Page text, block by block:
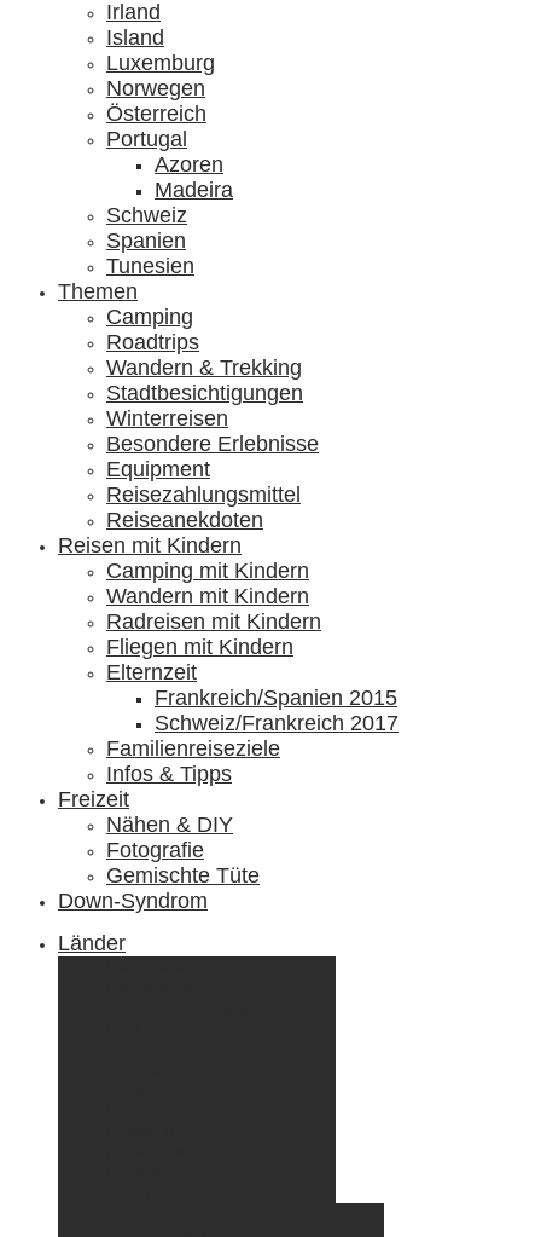
Irland
Island
Luxemburg
Norwegen
Österreich
Portugal
Azoren
Madeira
Schweiz
Spanien
Tunesien
Themen
Camping
Roadtrips
Wandern & Trekking
Stadtbesichtigungen
Winterreisen
Besondere Erlebnisse
Equipment
Reisezahlungsmittel
Reiseanekdoten
Reisen mit Kindern
Camping mit Kindern
Wandern mit Kindern
Radreisen mit Kindern
Fliegen mit Kindern
Elternzeit
Frankreich/Spanien 2015
Schweiz/Frankreich 2017
Familienreiseziele
Infos & Tipps
Freizeit
Nähen & DIY
Fotografie
Gemischte Tüte
Down-Syndrom
Länder